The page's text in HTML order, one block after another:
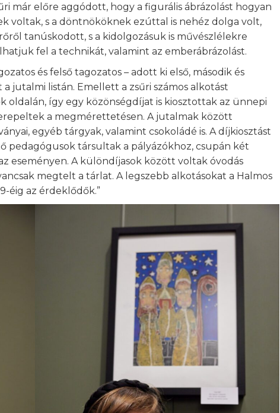
már előre aggódott, hogy a figurális ábrázolást hogyan
voltak, s a döntnököknek ezúttal is nehéz dolga volt,
tanúskodott, s a kidolgozásuk is művészlélekre
fel a technikát, valamint az emberábrázolást.
és felső tagozatos – adott ki első, második és
jutalmi listán. Emellett a zsűri számos alkotást
oldalán, így egy közönségdíjat is kiosztottak az ünnepi
a megmérettetésen. A jutalmak között
egyéb tárgyak, valamint csokoládé is. A díjkiosztást
pedagógusok társultak a pályázókhoz, csupán két
eseményen. A különdíjasok között voltak óvodás
megtelt a tárlat. A legszebb alkotásokat a Halmos
éig az érdeklődők.”